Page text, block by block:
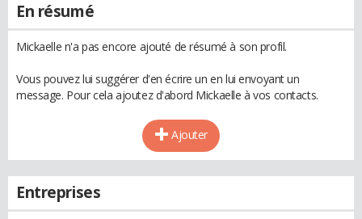
En résumé
Mickaelle n'a pas encore ajouté de résumé à son profil.
Vous pouvez lui suggérer d'en écrire un en lui envoyant un
message. Pour cela ajoutez d'abord Mickaelle à vos contacts.
Ajouter
Entreprises